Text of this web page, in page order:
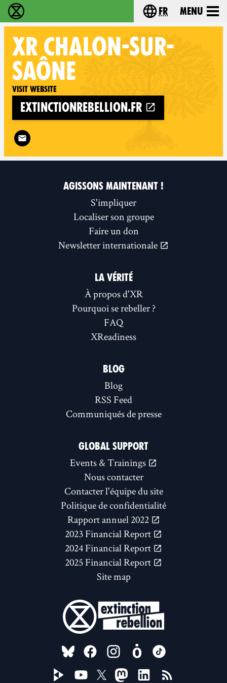
Extinction Rebellion - Home Choisissez votre
fr Menu
XR CHALON-SUR-
SAÔNE
Visit website
extinctionrebellion.fr
Follow XR Chalon-sur-Saône on
AGISSONS MAINTENANT !
S'impliquer
Localiser son groupe
Faire un don
Newsletter internationale
LA VÉRITÉ
À propos d'XR
Pourquoi se rebeller ?
FAQ
XReadiness
BLOG
Blog
RSS Feed
Communiqués de presse
GLOBAL SUPPORT
Events & Trainings
Nous contacter
Contacter l'équipe du site
Politique de confidentialité
Rapport annuel 2022
2023 Financial Report
2024 Financial Report
2025 Financial Report
Site map
FOLLOW US ON